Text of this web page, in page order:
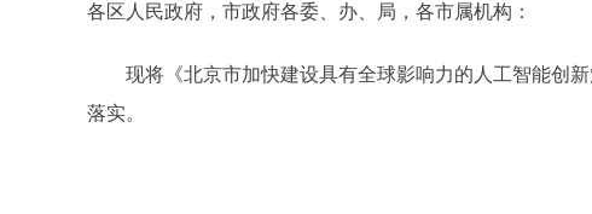
各区人民政府，市政府各委、办、局，各市属机构：
现将《北京市加快建设具有全球影响力的人工智能创新
落实。